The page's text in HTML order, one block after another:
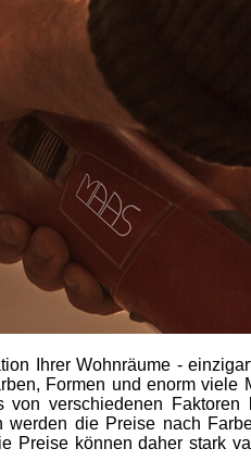
Ihrer Wohnräume -
Formen und enorm
verschiedenen
werden die Preise nach
Preise können daher stark